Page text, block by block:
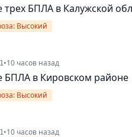
БПЛА в Калужской
Высокий
•10 часов назад
БПЛА в Кировском районе
Высокий
•10 часов назад